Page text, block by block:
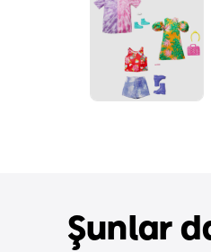
Şunlar